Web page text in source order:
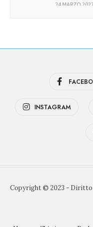
24 MARZO 2022
INSTAGRAM
Copyright © 2023 -